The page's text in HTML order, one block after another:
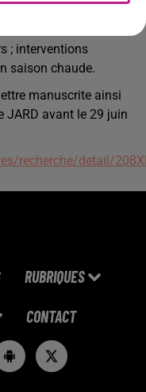
les meilleurs délais.
; interventions
saison chaude.
manuscrite ainsi
JARD avant le 29 juin
recherche/detail/
RUBRIQUES
CONTACT